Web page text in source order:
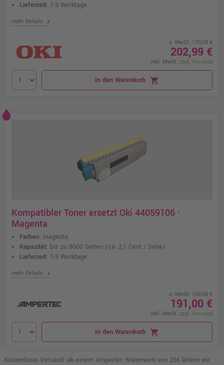
Lieferzeit: 1-3 Werktage
mehr Details chevron_right
o. MwSt. 170,58 €
202,99 €
inkl. MwSt. zzgl. Versand
In den Warenkorb shopping_cart
Kompatibler Toner ersetzt Oki 44059106 ·
Magenta
Farben: magenta
Kapazität: bis zu 9000 Seiten (ca. 2,1 Cent / Seite)
Lieferzeit: 1-3 Werktage
mehr Details chevron_right
o. MwSt. 160,50 €
191,00 €
inkl. MwSt. zzgl. Versand
In den Warenkorb shopping_cart
Kostenloser Versand: ab einem Ampertec Warenwert von 35€ liefern wir